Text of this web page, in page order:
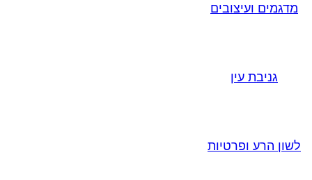
מדגמים ועיצובים
גניבת עין
לשון הרע ופרטיות